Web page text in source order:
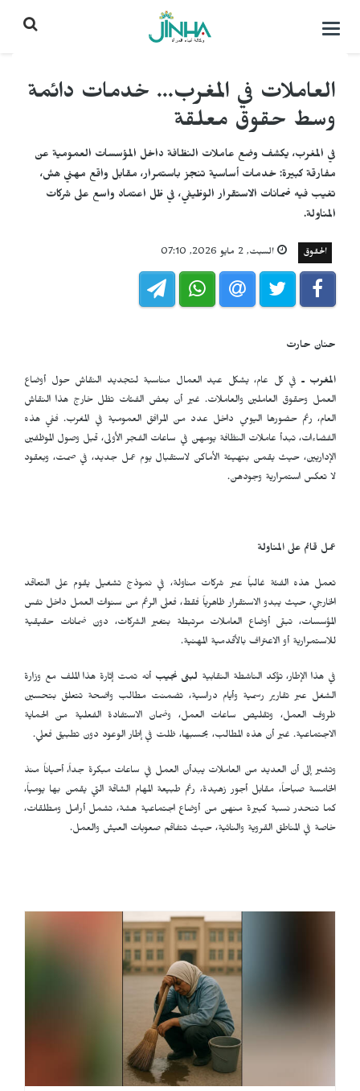
التحكم
العاملات في المغرب... خدمات دائمة
وسط حقوق معلقة
في المغرب، يكشف وضع عاملات النظافة داخل المؤسسات العمومية عن
مفارقة كبيرة: خدمات أساسية تنجز باستمرار، مقابل واقع مهني هش،
تغيب فيه ضمانات الاستقرار الوظيفي، في ظل اعتماد واسع على شركات
المناولة.
الحقوق السبت, 2 مايو 2026, 07:10
حنان حارت
المغرب ـ في كل عام، يشكل عيد العمال مناسبة لتجديد النقاش حول أوضاع
العمل وحقوق العاملين والعاملات. غير أن بعض الفئات تظل خارج هذا النقاش
العام، رغم حضورها اليومي داخل عدد من المرافق العمومية في المغرب. ففي هذه
الفضاءات، تبدأ عاملات النظافة يومهن في ساعات الفجر الأولى، قبل وصول الموظفين
الإداريين، حيث يقمن بتهيئة الأماكن لاستقبال يوم عمل جديد، في صمت، وبعقود
لا تعكس استمرارية وجودهن.
عمل قائم على المناولة
تعمل هذه الفئة غالباً عبر شركات مناولة، في نموذج تشغيل يقوم على التعاقد
الخارجي، حيث يبدو الاستقرار ظاهرياً فقط، فعلى الرغم من سنوات العمل داخل نفس
المؤسسات، تبقى أوضاع العاملات مرتبطة بتغير الشركات، دون ضمانات حقيقية
للاستمرارية أو الاعتراف بالأقدمية المهنية.
في هذا الإطار، تؤكد الناشطة النقابية لبنى نجيب أنه تمت إثارة هذا الملف مع وزارة
الشغل عبر تقارير رسمية وأيام دراسية، تضمنت مطالب واضحة تتعلق بتحسين
ظروف العمل، وتقليص ساعات العمل، وضمان الاستفادة الفعلية من الحماية
الاجتماعية. غير أن هذه المطالب، بحسبها، ظلت في إطار الوعود دون تطبيق فعلي.
وتشير إلى أن العديد من العاملات يبدأن العمل في ساعات مبكرة جداً، أحياناً منذ
الخامسة صباحاً، مقابل أجور زهيدة، رغم طبيعة المهام الشاقة التي يقمن بها يومياً،
كما تنحدر نسبة كبيرة منهن من أوضاع اجتماعية هشة، تشمل أرامل ومطلقات،
خاصة في المناطق القروية والنائية، حيث تتفاقم صعوبات العيش والعمل.